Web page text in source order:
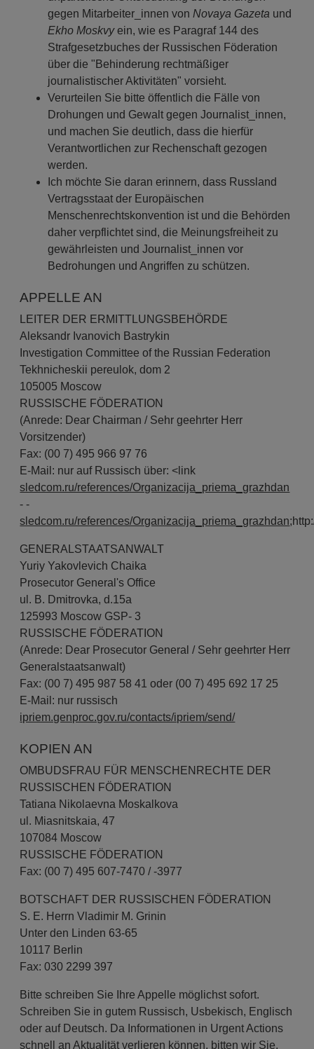
gegen Mitarbeiter_innen vonNovaya Gazeta und
Ekho Moskvyein, wie es Paragraf 144 des
Strafgesetzbuches der Russischen Föderation
über die "Behinderung rechtmäßiger
journalistischer Aktivitäten" vorsieht.
Verurteilen Sie bitte öffentlich die Fälle von
Drohungen und Gewalt gegen Journalist_innen,
und machen Sie deutlich, dass die hierfür
Verantwortlichen zur Rechenschaft gezogen
werden.
Ich möchte Sie daran erinnern, dass Russland
Vertragsstaat der Europäischen
Menschenrechtskonvention ist und die Behörden
daher verpflichtet sind, die Meinungsfreiheit zu
gewährleisten und Journalist_innen vor
Bedrohungen und Angriffen zu schützen.
APPELLE AN
LEITER DER ERMITTLUNGSBEHÖRDE
Aleksandr Ivanovich Bastrykin
Investigation Committee of the Russian Federation
Tekhnicheskii pereulok, dom 2
105005 Moscow
RUSSISCHE FÖDERATION
(Anrede: Dear Chairman / Sehr geehrter Herr
Vorsitzender)
Fax: (00 7) 495 966 97 76
E-Mail: nur auf Russisch über: <link
sledcom.ru/references/Organizacija_priema_grazhdan
- -
sledcom.ru/references/Organizacija_priema_grazhdan
GENERALSTAATSANWALT
Yuriy Yakovlevich Chaika
Prosecutor General's Office
ul. B. Dmitrovka, d.15a
125993 Moscow GSP- 3
RUSSISCHE FÖDERATION
(Anrede: Dear Prosecutor General / Sehr geehrter Herr
Generalstaatsanwalt)
Fax: (00 7) 495 987 58 41 oder (00 7) 495 692 17 25
E-Mail: nur russisch
ipriem.genproc.gov.ru/contacts/ipriem/send/
KOPIEN AN
OMBUDSFRAU FÜR MENSCHENRECHTE DER
RUSSISCHEN FÖDERATION
Tatiana Nikolaevna Moskalkova
ul. Miasnitskaia, 47
107084 Moscow
RUSSISCHE FÖDERATION
Fax: (00 7) 495 607-7470 / -3977
BOTSCHAFT DER RUSSISCHEN FÖDERATION
S. E. Herrn Vladimir M. Grinin
Unter den Linden 63-65
10117 Berlin
Fax: 030 2299 397
Bitte schreiben Sie Ihre Appelle möglichst sofort.
Schreiben Sie in gutem Russisch, Usbekisch, Englisch
oder auf Deutsch. Da Informationen in Urgent Actions
schnell an Aktualität verlieren können, bitten wir Sie,